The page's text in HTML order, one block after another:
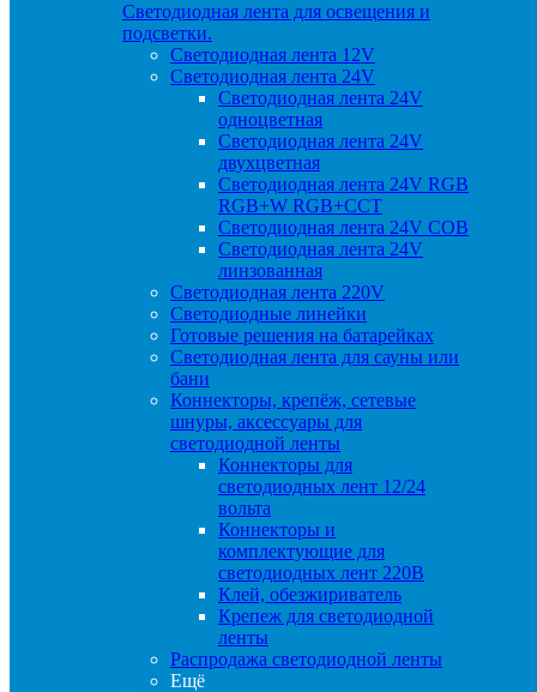
Светодиодная лента для освещения и
подсветки.
Светодиодная лента 12V
Светодиодная лента 24V
Светодиодная лента 24V
одноцветная
Светодиодная лента 24V
двухцветная
Светодиодная лента 24V RGB
RGB+W RGB+CCT
Светодиодная лента 24V COB
Светодиодная лента 24V
линзованная
Светодиодная лента 220V
Светодиодные линейки
Готовые решения на батарейках
Светодиодная лента для сауны или
бани
Коннекторы, крепёж, сетевые
шнуры, аксессуары для
светодиодной ленты
Коннекторы для
светодиодных лент 12/24
вольта
Коннекторы и
комплектующие для
светодиодных лент 220В
Клей, обезжириватель
Крепеж для светодиодной
ленты
Распродажа светодиодной ленты
Ещё